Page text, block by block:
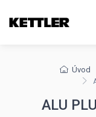
Úvod
ALU